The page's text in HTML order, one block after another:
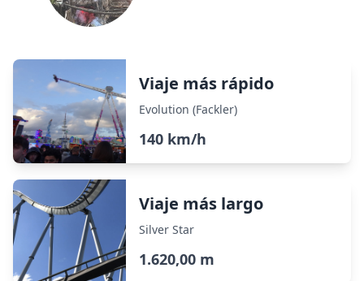
Viaje más rápido
Evolution (Fackler)
140 km/h
Viaje más largo
Silver Star
1.620,00 m